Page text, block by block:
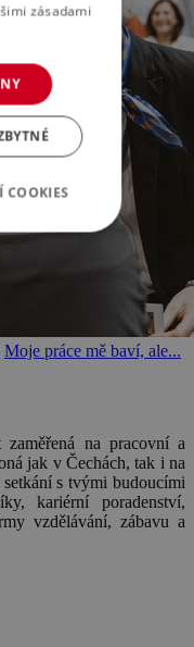
Moje práce mě baví, ale...
zaměřená na pracovní a
jak v Čechách, tak i na
s tvými budoucími
kariérní poradenství,
vzdělávání, zábavu a
zásadami
COOKIES